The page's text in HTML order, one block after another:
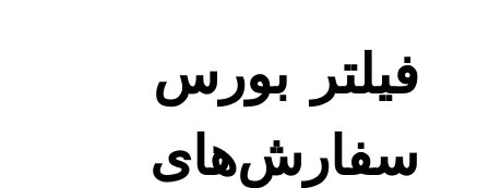
فیلتر بورس
سفارش‌های